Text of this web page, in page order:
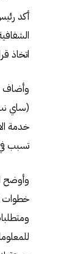
أكد
اتخاذ
وأضاف -
(ساي
خدمة
تسبب في
وأوضح
خطوات